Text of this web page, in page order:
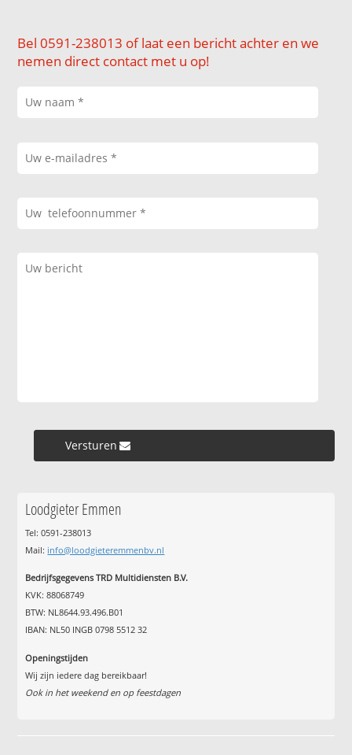
Bel 0591-238013 of laat een bericht achter en we
nemen direct contact met u op!
Versturen »
Loodgieter Emmen
Tel: 0591-238013
Mail: info@loodgieteremmenbv.nl
Bedrijfsgegevens TRD Multidiensten B.V.
KVK: 88068749
BTW: NL8644.93.496.B01
IBAN: NL50 INGB 0798 5512 32
Openingstijden
Wij zijn iedere dag bereikbaar!
Ook in het weekend en op feestdagen